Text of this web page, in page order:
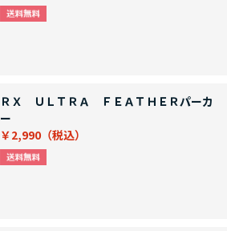
ＲＸ ＵＬＴＲＡ ＦＥＡＴＨＥＲパーカ
ー
￥2,990